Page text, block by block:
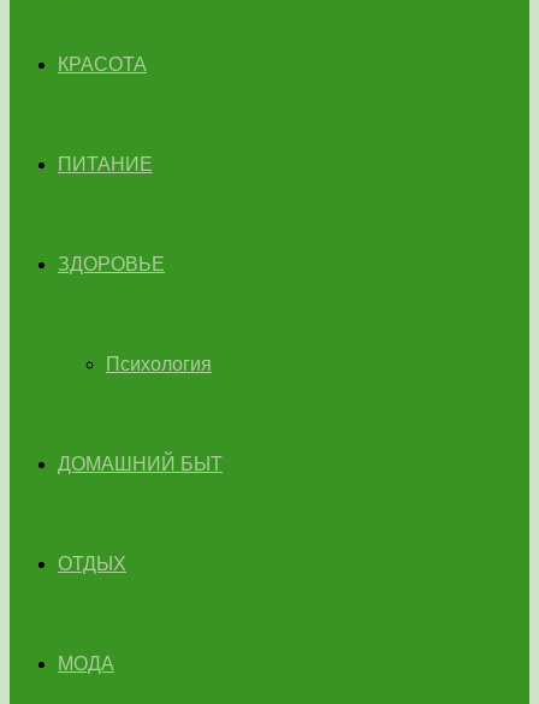
КРАСОТА
ПИТАНИЕ
ЗДОРОВЬЕ
Психология
ДОМАШНИЙ БЫТ
ОТДЫХ
МОДА